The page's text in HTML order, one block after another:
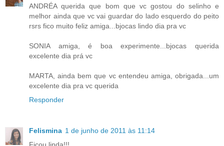
ANDRÉA querida que bom que vc gostou do selinho e
melhor ainda que vc vai guardar do lado esquerdo do peito
rsrs fico muito feliz amiga...bjocas lindo dia pra vc
SONIA amiga, é boa experimente...bjocas querida
excelente dia prá vc
MARTA, ainda bem que vc entendeu amiga, obrigada...um
excelente dia pra vc querida
Responder
Felismina 1 de junho de 2011 às 11:14